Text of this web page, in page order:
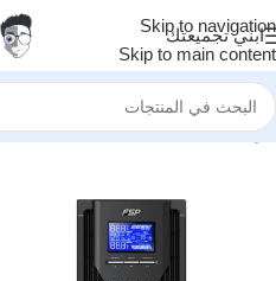
Skip to navigation
Skip to main content
ابني تجميعتك
الرئيسية/
DarkFlash